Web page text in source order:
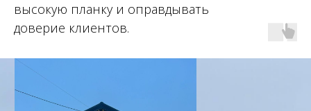
высокую планку и оправдывать
доверие клиентов.